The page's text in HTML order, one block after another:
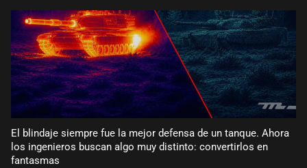
El blindaje siempre fue la mejor defensa de un tanque. Ahora
los ingenieros buscan algo muy distinto: convertirlos en
fantasmas